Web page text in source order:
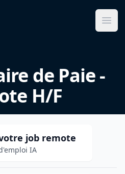
de Paie -
H/F
job remote
IA